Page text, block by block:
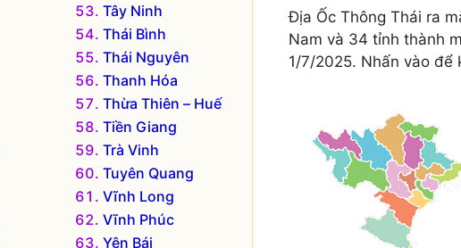
Tây Ninh
Thái Bình
Thái Nguyên
Thanh Hóa
Thừa Thiên – Huế
Tiền Giang
Trà Vinh
Tuyên Quang
Vĩnh Long
Vĩnh Phúc
Yên Bái
Địa Ốc Thông Thái ra
Nam và 34 tỉnh thành
1/7/2025. Nhấn vào để